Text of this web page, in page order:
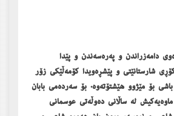
دامەزراندن و پەرەسەندن و پێدا
شارستانێتی و پێشڕەویدا کۆمەڵێکی زۆر
بۆ مێژوو ھێشتۆتەوە. بۆ سەردەمی بابان
لە ساڵانی دەوڵەتی عوسمانی